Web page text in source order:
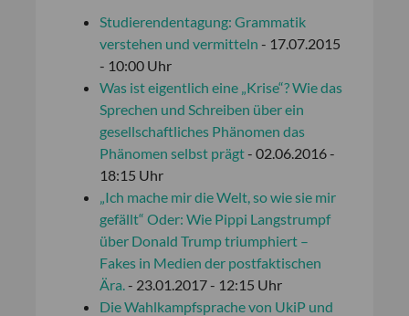
Studierendentagung: Grammatik
verstehen und vermitteln - 17.07.2015
- 10:00 Uhr
Was ist eigentlich eine „Krise“? Wie das
Sprechen und Schreiben über ein
gesellschaftliches Phänomen das
Phänomen selbst prägt- 02.06.2016 -
18:15 Uhr
„Ich mache mir die Welt, so wie sie mir
gefällt“ Oder: Wie Pippi Langstrumpf
über Donald Trump triumphiert –
Fakes in Medien der postfaktischen
Ära.- 23.01.2017 - 12:15 Uhr
Die Wahlkampfsprache von UkiP und